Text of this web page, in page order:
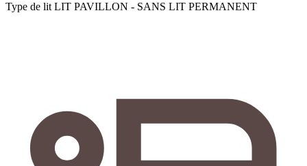
Type de lit LIT PAVILLON - SANS LIT PERMANENT